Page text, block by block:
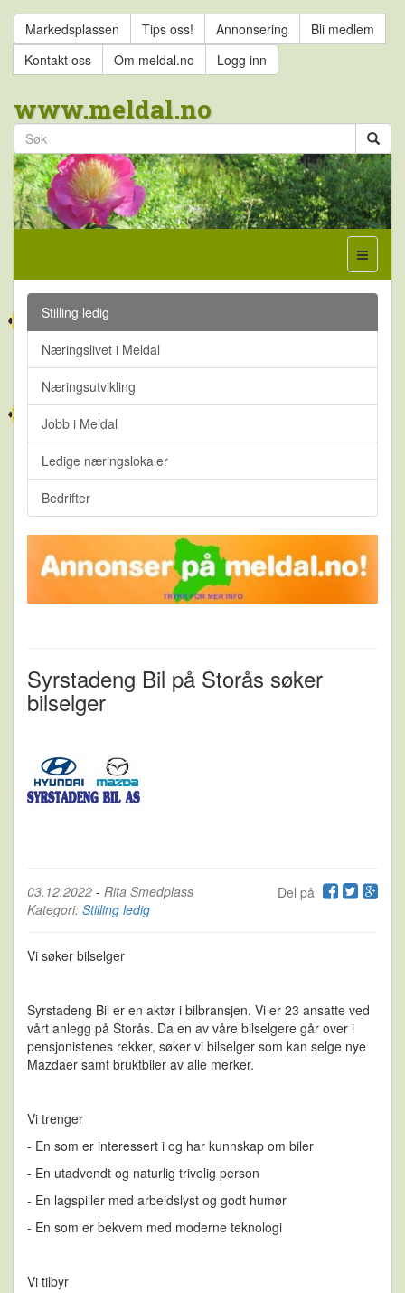
Markedsplassen Tips oss! Annonsering
Bli medlem
Kontakt oss
Om meldal.no Logg inn
www.meldal.no
Stilling ledig
Næringslivet i Meldal
Næringsutvikling
Jobb i Meldal
Ledige næringslokaler
Bedrifter
Syrstadeng Bil på Storås søker
bilselger
Del på
03.12.2022 - Rita Smedplass
Kategori: Stilling ledig
Vi søker bilselger
Syrstadeng Bil er en aktør i bilbransjen. Vi er 23 ansatte ved
vårt anlegg på Storås. Da en av våre bilselgere går over i
pensjonistenes rekker, søker vi bilselger som kan selge nye
Mazdaer samt bruktbiler av alle merker.
Vi trenger
- En som er interessert i og har kunnskap om biler
- En utadvendt og naturlig trivelig person
- En lagspiller med arbeidslyst og godt humør
- En som er bekvem med moderne teknologi
Vi tilbyr